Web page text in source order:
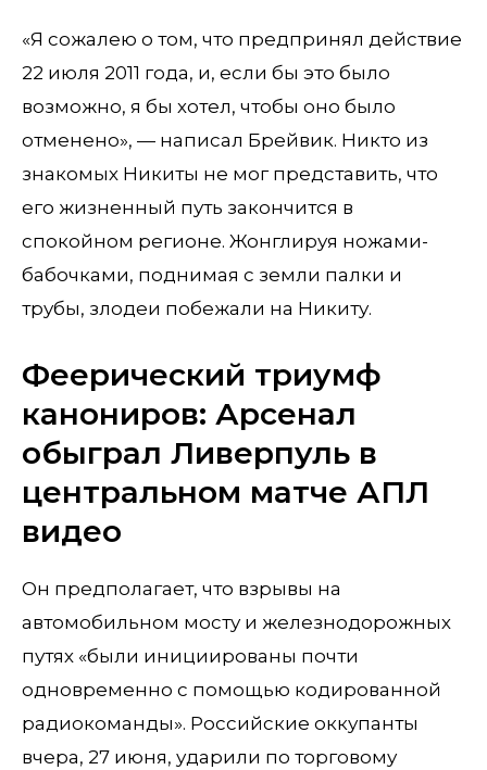
«Я сожалею о том, что предпринял действие
22 июля 2011 года, и, если бы это было
возможно, я бы хотел, чтобы оно было
отменено», — написал Брейвик. Никто из
знакомых Никиты не мог представить, что
его жизненный путь закончится в
спокойном регионе. Жонглируя ножами-
бабочками, поднимая с земли палки и
трубы, злодеи побежали на Никиту.
Феерический триумф
канониров: Арсенал
обыграл Ливерпуль в
центральном матче АПЛ
видео
Он предполагает, что взрывы на
автомобильном мосту и железнодорожных
путях «были инициированы почти
одновременно с помощью кодированной
радиокоманды». Российские оккупанты
вчера, 27 июня, ударили по торговому